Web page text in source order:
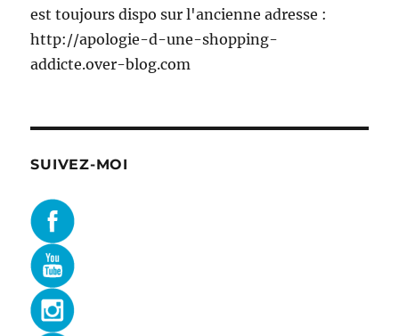
est toujours dispo sur l'ancienne adresse :
http://apologie-d-une-shopping-
addicte.over-blog.com
SUIVEZ-MOI